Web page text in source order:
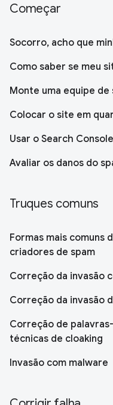
Começar
Socorro, acho que
Como saber se meu
Monte uma equipe
Colocar o site em
Usar o Search Console
Avaliar os danos do
Truques comuns
Formas mais comuns
criadores de spam
Correção da invasão
Correção da invasão
Correção de
técnicas de cloaking
Invasão com malware